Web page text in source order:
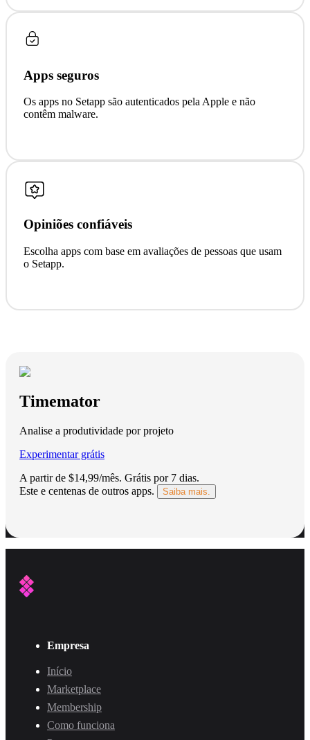
Apps seguros
Os apps no Setapp são autenticados pela Apple e não
contêm malware.
Opiniões confiáveis
Escolha apps com base em avaliações de pessoas que usam
o Setapp.
Timemator
Analise a produtividade por projeto
Experimentar grátis
A partir de $14,99/mês. Grátis por 7 dias.
Este e centenas de outros apps.
Saiba mais.
Empresa
Início
Marketplace
Membership
Como funciona